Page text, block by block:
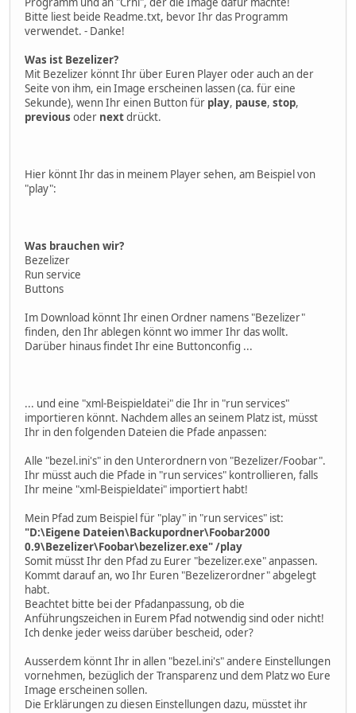
Bitte liest beide Readme.txt, bevor Ihr das Programm
verwendet. - Danke!
Was ist Bezelizer?
Mit Bezelizer könnt Ihr über Euren Player oder auch an der
Seite von ihm, ein Image erscheinen lassen (ca. für eine
Sekunde), wenn Ihr einen Button für play, pause, stop,
previous oder nextdrückt.
Hier könnt Ihr das in meinem Player sehen, am Beispiel von
"play":
Was brauchen wir?
Bezelizer
Run service
Buttons
Im Download könnt Ihr einen Ordner namens "Bezelizer"
finden, den Ihr ablegen könnt wo immer Ihr das wollt.
Darüber hinaus findet Ihr eine Buttonconfig ...
... und eine "xml-Beispieldatei" die Ihr in "run services"
importieren könnt. Nachdem alles an seinem Platz ist, müsst
Ihr in den folgenden Dateien die Pfade anpassen:
Alle "bezel.ini's" in den Unterordnern von "Bezelizer/Foobar".
Ihr müsst auch die Pfade in "run services" kontrollieren, falls
Ihr meine "xml-Beispieldatei" importiert habt!
Mein Pfad zum Beispiel für "play" in "run services" ist:
"D:\Eigene Dateien\Backupordner\Foobar2000
0.9\Bezelizer\Foobar\bezelizer.exe" /play
Somit müsst Ihr den Pfad zu Eurer "bezelizer.exe" anpassen.
Kommt darauf an, wo Ihr Euren "Bezelizerordner" abgelegt
habt.
Beachtet bitte bei der Pfadanpassung, ob die
Anführungszeichen in Eurem Pfad notwendig sind oder nicht!
Ich denke jeder weiss darüber bescheid, oder?
Ausserdem könnt Ihr in allen "bezel.ini's" andere Einstellungen
vornehmen, bezüglich der Transparenz und dem Platz wo Eure
Image erscheinen sollen.
Die Erklärungen zu diesen Einstellungen dazu, müsstet ihr